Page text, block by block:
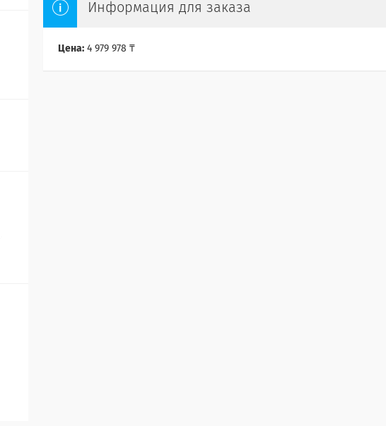
Информация для заказа
Цена: 4 979 978 ₸